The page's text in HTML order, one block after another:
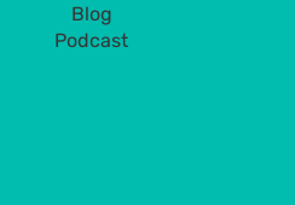
Blog
Podcast